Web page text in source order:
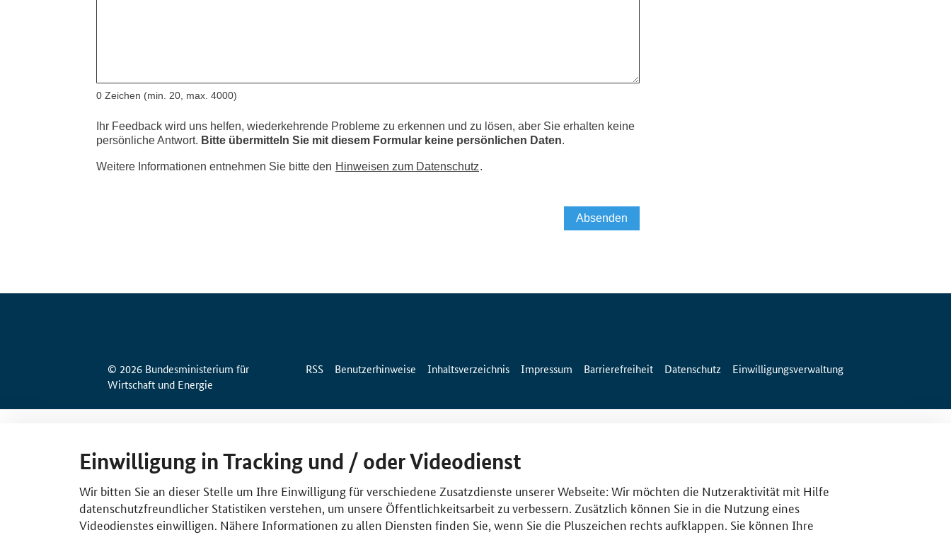
© 2026 Bundesministerium für
Wirtschaft und Energie
RSS Benutzerhinweise Inhaltsverzeichnis Impressum Barrierefreiheit Datenschutz Einwilligungsverwaltung
Einwilligung in Tracking und / oder Videodienst
Wir bitten Sie an dieser Stelle um Ihre Einwilligung für verschiedene Zusatzdienste unserer Webseite: Wir möchten die Nutzeraktivität mit Hilfe
datenschutzfreundlicher Statistiken verstehen, um unsere Öffentlichkeitsarbeit zu verbessern. Zusätzlich können Sie in die Nutzung eines
Videodienstes einwilligen. Nähere Informationen zu allen Diensten finden Sie, wenn Sie die Pluszeichen rechts aufklappen. Sie können Ihre